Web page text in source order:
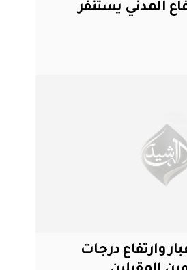
المدني يستنفر
وارتفاع درجات